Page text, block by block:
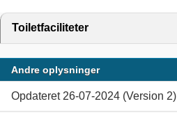
Toiletfaciliteter
Andre oplysninger
Opdateret 26-07-2024 (Version 2)